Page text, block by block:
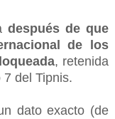
después de que
de los
, retenida
del Tipnis.
dato exacto (de